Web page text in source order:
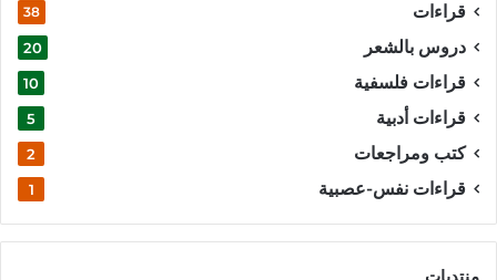
قراءات 38
دروس بالشعر 20
قراءات فلسفية 10
قراءات أدبية 5
كتب ومراجعات 2
قراءات نفس-عصبية 1